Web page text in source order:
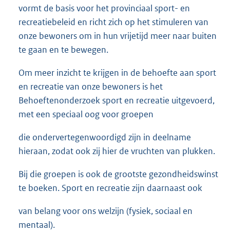
e
r
n
i
n
k
:
vormt de basis voor het provinciaal sport- en
recreatiebeleid en richt zich op het stimuleren van
onze bewoners om in hun vrijetijd meer naar buiten
te gaan en te bewegen.
Om meer inzicht te krijgen in de behoefte aan sport
en recreatie van onze bewoners is het
Behoeftenonderzoek sport en recreatie uitgevoerd,
met een speciaal oog voor groepen
die ondervertegenwoordigd zijn in deelname
hieraan, zodat ook zij hier de vruchten van plukken.
Bij die groepen is ook de grootste gezondheidswinst
te boeken. Sport en recreatie zijn daarnaast ook
van belang voor ons welzijn (fysiek, sociaal en
mentaal).